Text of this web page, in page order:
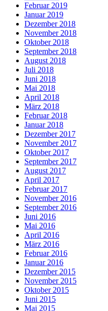
Februar 2019
Januar 2019
Dezember 2018
November 2018
Oktober 2018
September 2018
August 2018
Juli 2018
Juni 2018
Mai 2018
April 2018
März 2018
Februar 2018
Januar 2018
Dezember 2017
November 2017
Oktober 2017
September 2017
August 2017
April 2017
Februar 2017
November 2016
September 2016
Juni 2016
Mai 2016
April 2016
März 2016
Februar 2016
Januar 2016
Dezember 2015
November 2015
Oktober 2015
Juni 2015
Mai 2015